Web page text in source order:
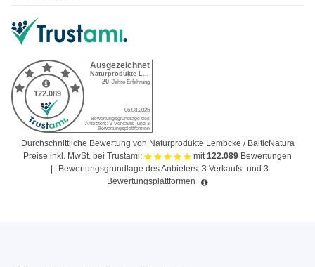
Durchschnittliche Bewertung von Naturprodukte Lembcke / BalticNatura
Preise inkl. MwSt. bei Trustami:
mit122.089 Bewertungen
Bewertungsgrundlage des Anbieters: 3 Verkaufs- und 3
Bewertungsplattformen